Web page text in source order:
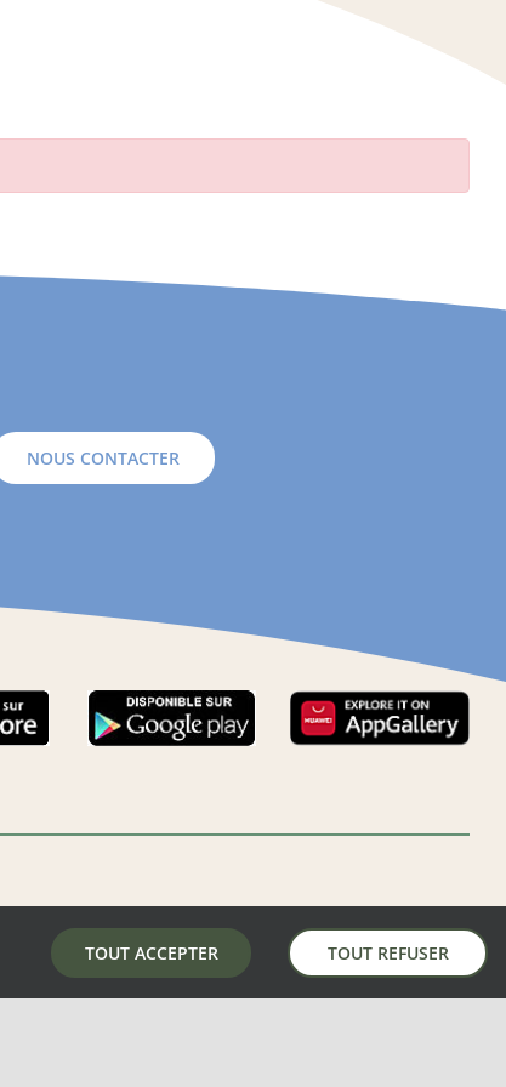
NOUS CONTACTER
LA MAIRIE DE AUNAY-SOUS-AUNEAU
5 place de la mairie, 28700 Aunay-Sous-Auneau
TOUT ACCEPTER TOUT REFUSER